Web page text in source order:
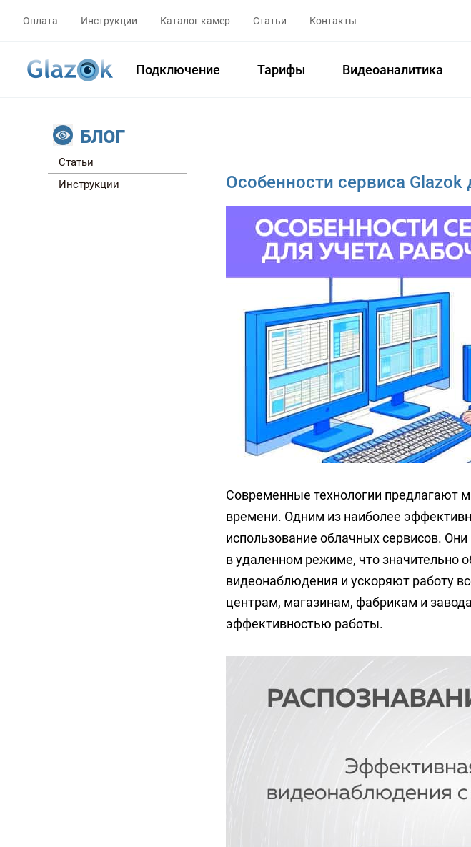
Оплата Инструкции Каталог камер Статьи Контакты
Подключение Тарифы Видеоаналитика
Особенности сервиса Glazok
Современные технологии предлагают
времени. Одним из наиболее
использование облачных сервисов.
в удаленном режиме, что значительно
видеонаблюдения и ускоряют работу
центрам, магазинам, фабрикам и
эффективностью работы.
БЛОГ
Статьи
Инструкции